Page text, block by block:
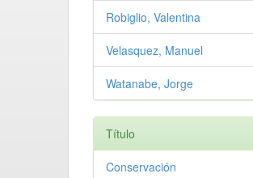
Robiglio, Valentina
Velasquez, Manuel
Watanabe, Jorge
Título
Conservación